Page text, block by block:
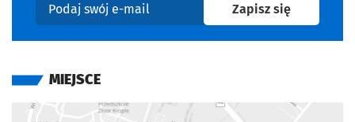
Podaj swój e-mail
Zapisz sięna
MIEJSCE